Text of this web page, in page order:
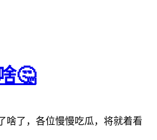
🤔
啥了，各位慢慢吃瓜，将就着看